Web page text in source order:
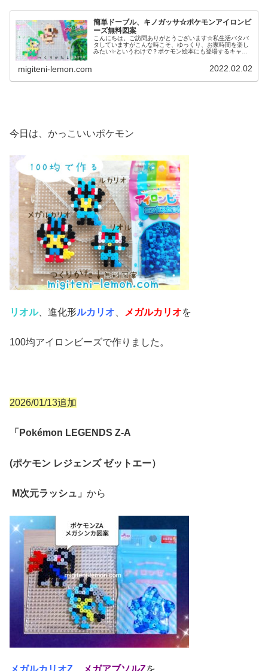
簡単ドーブル、キノガッサ☆ポケモンアイロンビ
ーズ無料図案
こんにちは。ご訪問ありがとうございます☆私生活バタバ
タしていますがこんな時こそ、ゆっくり、お家時間を楽し
みたい✨というわけで？ポケモン絵本にも登場するキャラ
migiteni-lemon.com 2022.02.02
今日は、かっこいいポケモン
リオル、進化形ルカリオ メガルカリオを
100均アイロンビーズで作りました。
2026/01/13追加
「Pokémon LEGENDS Z-A
(ポケモン レジェンズ ゼットエー）
M次元ラッシュ」 から
メガルカリオZ メガアブソルZを